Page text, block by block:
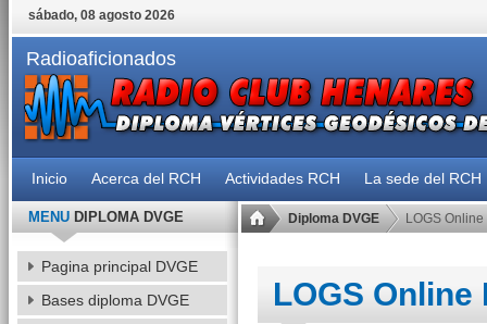
sábado, 08 agosto 2026
Radioaficionados
Inicio Acerca del RCH Actividades RCH La sede del RCH
Diploma DVGE LOGS Online
LOGS Online
MENUDIPLOMA DVGE
Pagina principal DVGE
Bases diploma DVGE